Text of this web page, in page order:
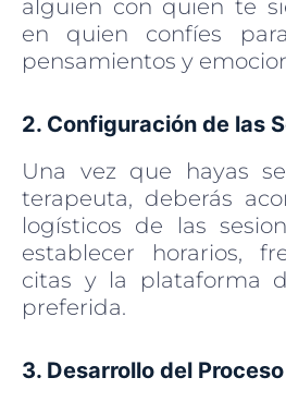
alguien con quien te
en quien confíes
pensamientos y
2. Configuración de las
Una vez que hayas
terapeuta, deberás
logísticos de las
establecer horarios,
citas y la plataforma
preferida.
3. Desarrollo del